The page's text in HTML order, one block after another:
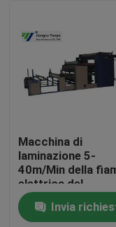
Casa
Prodotti
Circa noi
Macchina di
laminazione 5-
40m/Min della
elettrica del
riscaldamento per
bagagli/Invia